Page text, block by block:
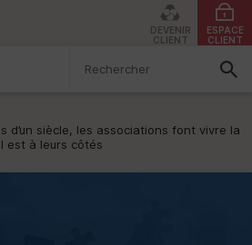
DEVENIR
CLIENT
ESPACE
CLIENT
d’un siècle, les associations font vivre la
est à leurs côtés